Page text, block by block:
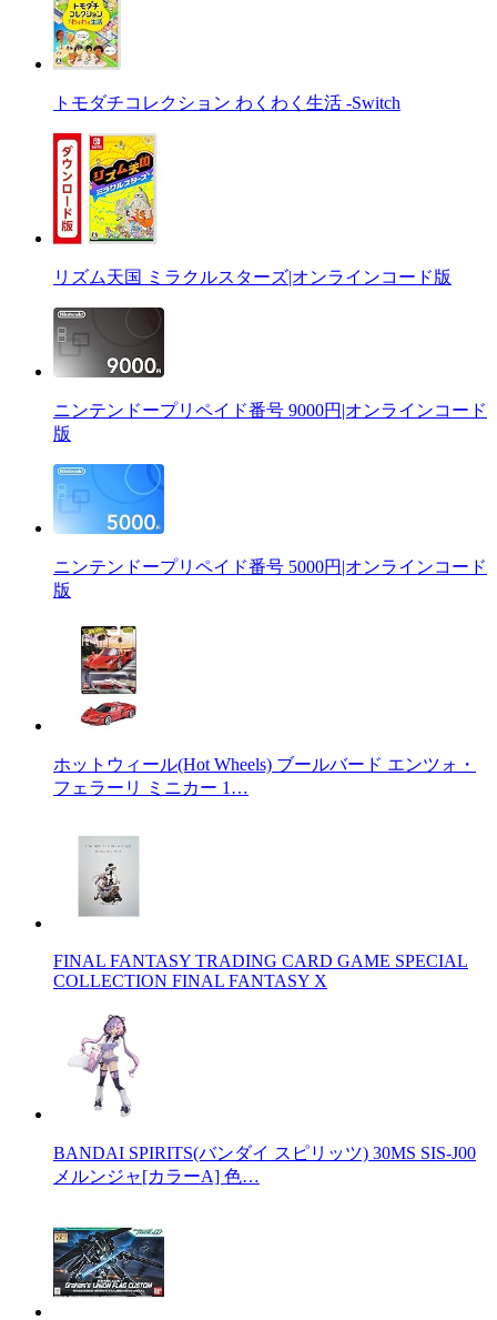
トモダチコレクション わくわく生活 -Switch
リズム天国 ミラクルスターズ|オンラインコード版
ニンテンドープリペイド番号 9000円|オンラインコード
版
ニンテンドープリペイド番号 5000円|オンラインコード
版
ホットウィール(Hot Wheels) ブールバード エンツォ・
フェラーリ ミニカー 1…
FINAL FANTASY TRADING CARD GAME SPECIAL
COLLECTION FINAL FANTASY X
BANDAI SPIRITS(バンダイ スピリッツ) 30MS SIS-J00
メルンジャ[カラーA] 色…